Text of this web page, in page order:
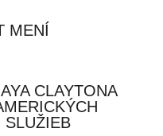
MENÍ
CLAYTONA
SLUŽIEB